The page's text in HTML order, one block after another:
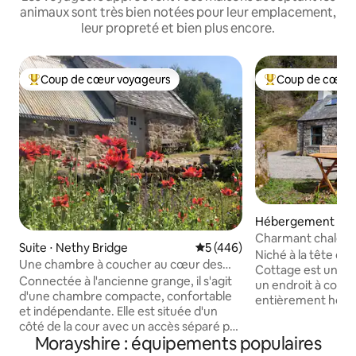
animaux sont très bien notées pour leur emplacement,
leur propreté et bien plus encore.
Coups de cœur voyageurs les plus appréciés
Coup de cœur voyageurs
Suite ⋅ Nethy Bridge Évaluation moyenne sur la
5 (446)
Une chambre à coucher au cœur des
Cairngorms
Connectée à l'ancienne grange, il s'agit
d'une chambre compacte, confortable
et indépendante. Elle est située d'un
côté de la cour avec un accès séparé par
clé pour que vous puissiez aller et venir à
Coups de cœur
Coup de cœur
Hébergement ⋅
Charmant chalet
Park
Niché à la tête de
Cottage est un
un endroit à couper
entièrement hors
chalet peut
Morayshire : équipements populaires